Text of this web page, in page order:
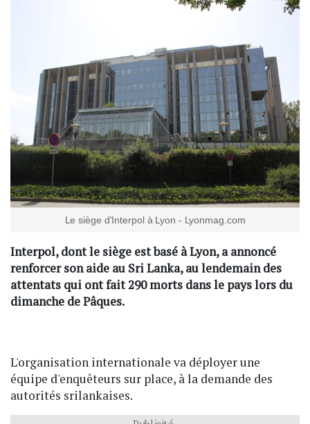
Le siège d'Interpol à Lyon - Lyonmag.com
Interpol, dont le siège est basé à Lyon, a annoncé
renforcer son aide au Sri Lanka, au lendemain des
attentats qui ont fait 290 morts dans le pays lors du
dimanche de Pâques.
L'organisation internationale va déployer une
équipe d'enquêteurs sur place, à la demande des
autorités srilankaises.